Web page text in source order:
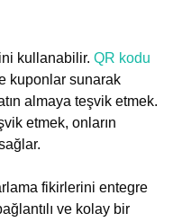
kullanabilir. QR kodu
kuponlar sunarak
almaya teşvik etmek.
etmek, onların
fikirlerini entegre
ve kolay bir